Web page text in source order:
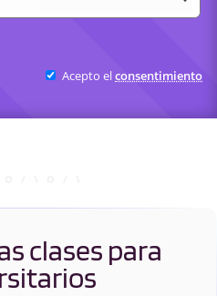
Acepto elconsentimiento
clases para